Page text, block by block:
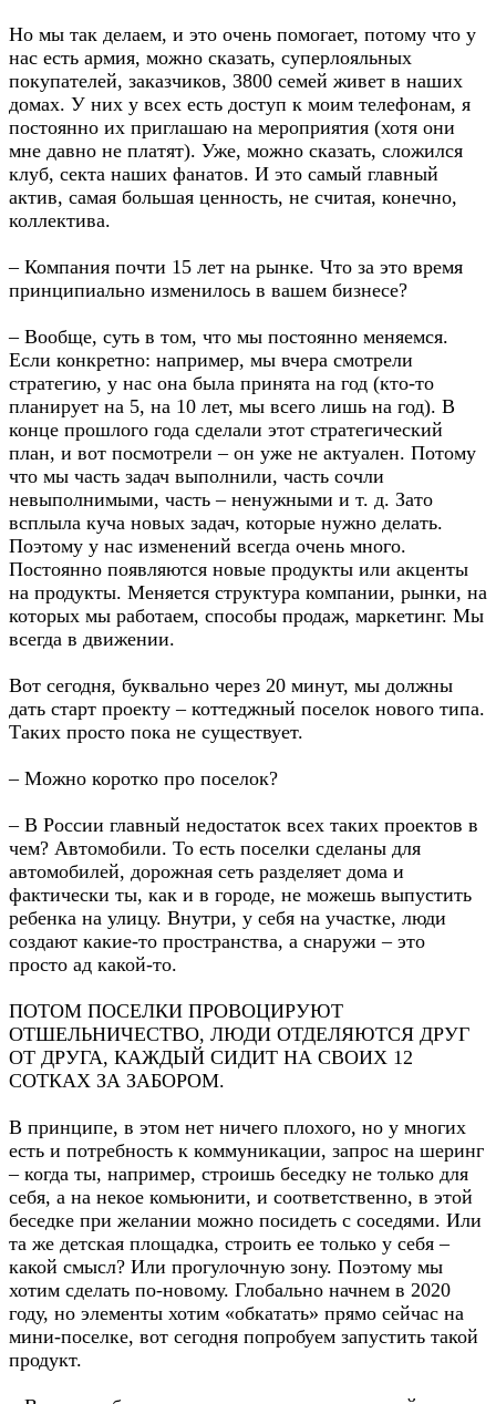
Но мы так делаем, и это очень помогает, потому что у
нас есть армия, можно сказать, суперлояльных
покупателей, заказчиков, 3800 семей живет в наших
домах. У них у всех есть доступ к моим телефонам, я
постоянно их приглашаю на мероприятия (хотя они
мне давно не платят). Уже, можно сказать, сложился
клуб, секта наших фанатов. И это самый главный
актив, самая большая ценность, не считая, конечно,
коллектива.
– Компания почти 15 лет на рынке. Что за это время
принципиально изменилось в вашем бизнесе?
– Вообще, суть в том, что мы постоянно меняемся.
Если конкретно: например, мы вчера смотрели
стратегию, у нас она была принята на год (кто-то
планирует на 5, на 10 лет, мы всего лишь на год). В
конце прошлого года сделали этот стратегический
план, и вот посмотрели – он уже не актуален. Потому
что мы часть задач выполнили, часть сочли
невыполнимыми, часть – ненужными и т. д. Зато
всплыла куча новых задач, которые нужно делать.
Поэтому у нас изменений всегда очень много.
Постоянно появляются новые продукты или акценты
на продукты. Меняется структура компании, рынки, на
которых мы работаем, способы продаж, маркетинг. Мы
всегда в движении.
Вот сегодня, буквально через 20 минут, мы должны
дать старт проекту – коттеджный поселок нового типа.
Таких просто пока не существует.
– Можно коротко про поселок?
– В России главный недостаток всех таких проектов в
чем? Автомобили. То есть поселки сделаны для
автомобилей, дорожная сеть разделяет дома и
фактически ты, как и в городе, не можешь выпустить
ребенка на улицу. Внутри, у себя на участке, люди
создают какие-то пространства, а снаружи – это
просто ад какой-то.
ПОТОМ ПОСЕЛКИ ПРОВОЦИРУЮТ
ОТШЕЛЬНИЧЕСТВО, ЛЮДИ ОТДЕЛЯЮТСЯ ДРУГ
ОТ ДРУГА, КАЖДЫЙ СИДИТ НА СВОИХ 12
СОТКАХ ЗА ЗАБОРОМ.
В принципе, в этом нет ничего плохого, но у многих
есть и потребность к коммуникации, запрос на шеринг
– когда ты, например, строишь беседку не только для
себя, а на некое комьюнити, и соответственно, в этой
беседке при желании можно посидеть с соседями. Или
та же детская площадка, строить ее только у себя –
какой смысл? Или прогулочную зону. Поэтому мы
хотим сделать по-новому. Глобально начнем в 2020
году, но элементы хотим «обкатать» прямо сейчас на
мини-поселке, вот сегодня попробуем запустить такой
продукт.